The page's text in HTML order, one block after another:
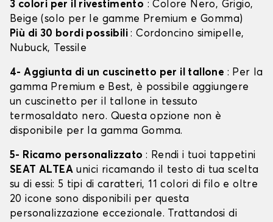
3 colori per il rivestimento : Colore Nero, Grigio,
Beige (solo per le gamme Premium e Gomma)
Più di 30 bordi possibili: Cordoncino simipelle,
Nubuck, Tessile
4- Aggiunta di un cuscinetto per il tallone : Per la
gamma Premium e Best, è possibile aggiungere
un cuscinetto per il tallone in tessuto
termosaldato nero. Questa opzione non è
disponibile per la gamma Gomma.
5- Ricamo personalizzato : Rendi i tuoi tappetini
SEAT ALTEA unici ricamando il testo di tua scelta
su di essi: 5 tipi di caratteri, 11 colori di filo e oltre
20 icone sono disponibili per questa
personalizzazione eccezionale. Trattandosi di